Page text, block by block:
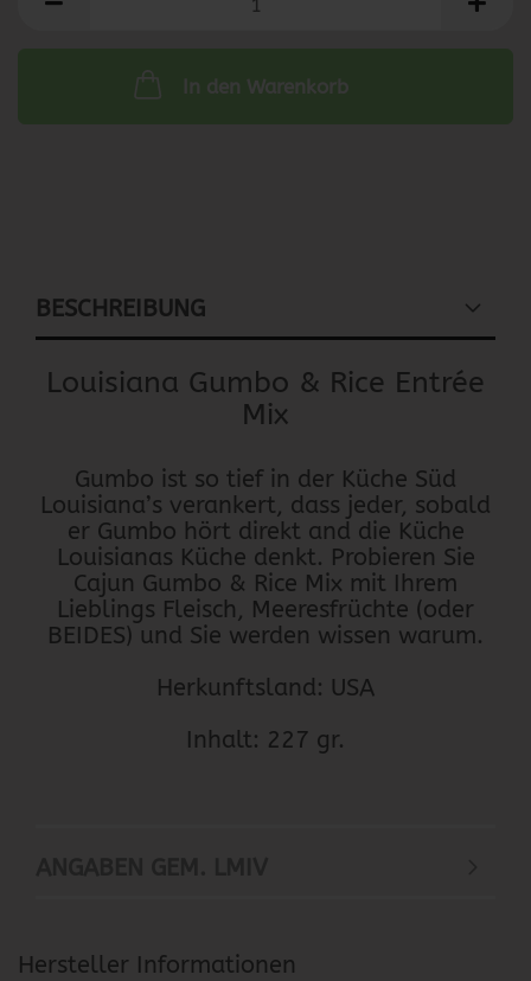
In den Warenkorb
BESCHREIBUNG
Louisiana Gumbo & Rice Entrée
Mix
Gumbo ist so tief in der Küche Süd
Louisiana’s verankert, dass jeder, sobald
er Gumbo hört direkt and die Küche
Louisianas Küche denkt. Probieren Sie
Cajun Gumbo & Rice Mix mit Ihrem
Lieblings Fleisch, Meeresfrüchte (oder
BEIDES) und Sie werden wissen warum.
Herkunftsland: USA
Inhalt: 227 gr.
Hersteller Informationen